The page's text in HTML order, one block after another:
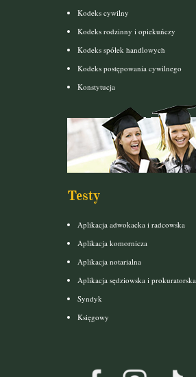
Kodeks cywilny
Kodeks rodzinny i opiekuńczy
Kodeks spółek handlowych
Kodeks postępowania cywilnego
Konstytucja
Testy
Aplikacja adwokacka i radcowska
Aplikacja komornicza
Aplikacja notarialna
Aplikacja sędziowska i prokuratorska
Syndyk
Księgowy